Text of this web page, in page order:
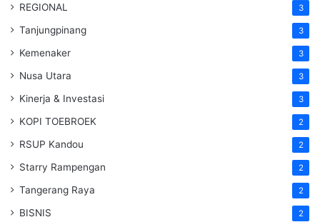
REGIONAL 3
Tanjungpinang 3
Kemenaker 3
Nusa Utara 3
Kinerja & Investasi 3
KOPI TOEBROEK 2
RSUP Kandou 2
Starry Rampengan 2
Tangerang Raya 2
BISNIS 2